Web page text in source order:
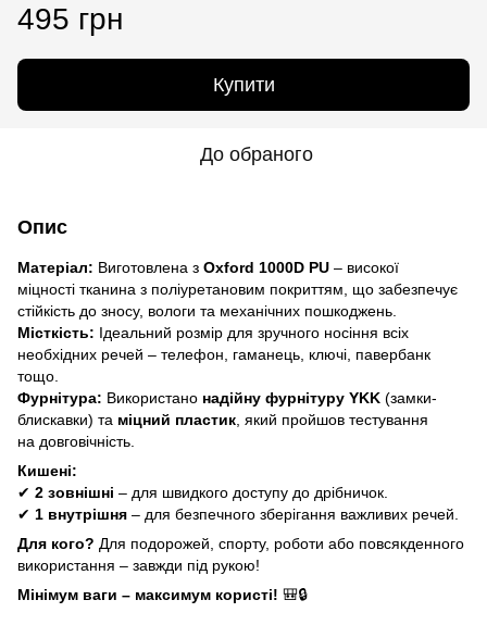
495 грн
Купити
До обраного
Опис
Матеріал: Виготовлена з Oxford 1000D PU – високої
міцності тканина з поліуретановим покриттям, що забезпечує
стійкість до зносу, вологи та механічних пошкоджень.
Місткість: Ідеальний розмір для зручного носіння всіх
необхідних речей – телефон, гаманець, ключі, павербанк
тощо.
Фурнітура: Використано надійну фурнітуру YKK (замки-
блискавки) та міцний пластик , який пройшов тестування
на довговічність.
Кишені:
✔ 2 зовнішні – для швидкого доступу до дрібничок.
✔ 1 внутрішня – для безпечного зберігання важливих речей.
Для кого? Для подорожей, спорту, роботи або повсякденного
використання – завжди під рукою!
Мінімум ваги – максимум користі! 🎒🔒